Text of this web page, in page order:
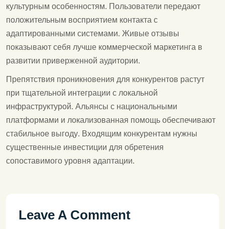
культурным особенностям. Пользователи передают
положительным восприятием контакта с
адаптированными системами. Живые отзывы
показывают себя лучше коммерческой маркетинга в
развитии приверженной аудитории.
Препятствия проникновения для конкурентов растут
при тщательной интеграции с локальной
инфраструктурой. Альянсы с национальными
платформами и локализованная помощь обеспечивают
стабильное выгоду. Входящим конкурентам нужны
существенные инвестиции для обретения
сопоставимого уровня адаптации.
Leave A Comment